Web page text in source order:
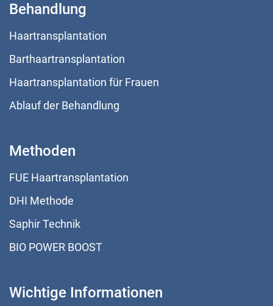
Behandlung
Haartransplantation
Barthaartransplantation
Haartransplantation für Frauen
Ablauf der Behandlung
Methoden
FUE Haartransplantation
DHI Methode
Saphir Technik
BIO POWER BOOST
Wichtige Informationen